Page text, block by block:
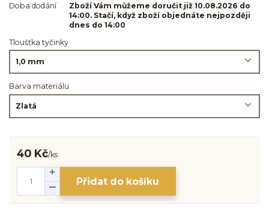
Doba dodání
Zboží Vám můžeme doručit již 10.08.2026 do
14:00. Stačí, když zboží objednáte nejpozději
dnes do 14:00
Tloušťka tyčinky
Barva materiálu
40 Kč/ks
Přidat do košíku